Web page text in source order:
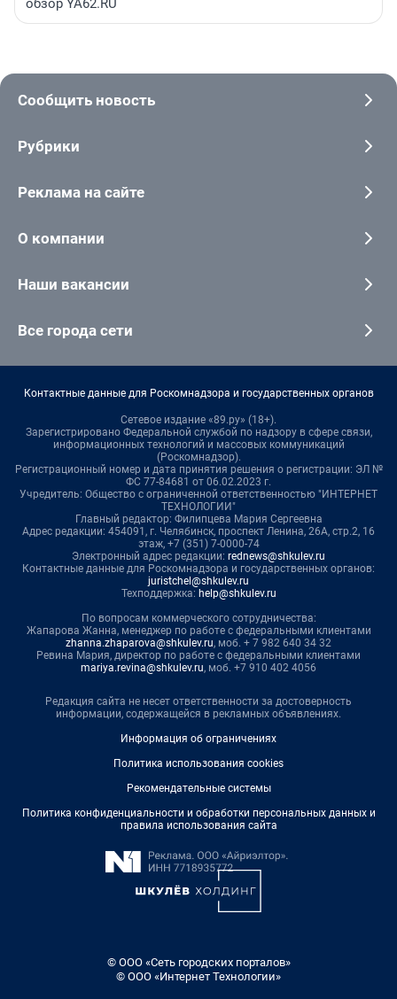
обзор YA62.RU
Сообщить новость
Рубрики
Реклама на сайте
О компании
Наши вакансии
Все города сети
Контактные данные для Роскомнадзора и государственных органов
Сетевое издание «89.ру» (18+).
Зарегистрировано Федеральной службой по надзору в сфере связи,
информационных технологий и массовых коммуникаций
(Роскомнадзор).
Регистрационный номер и дата принятия решения о регистрации: ЭЛ №
ФС 77-84681 от 06.02.2023 г.
Учредитель: Общество с ограниченной ответственностью "ИНТЕРНЕТ
ТЕХНОЛОГИИ"
Главный редактор: Филипцева Мария Сергеевна
Адрес редакции: 454091, г. Челябинск, проспект Ленина, 26А, стр.2, 16
этаж, +7 (351) 7-0000-74
Электронный адрес редакции: rednews@shkulev.ru
Контактные данные для Роскомнадзора и государственных органов:
juristchel@shkulev.ru
Техподдержка: help@shkulev.ru
По вопросам коммерческого сотрудничества:
Жапарова Жанна, менеджер по работе с федеральными клиентами
zhanna.zhaparova@shkulev.ru, моб. + 7 982 640 34 32
Ревина Мария, директор по работе с федеральными клиентами
mariya.revina@shkulev.ru, моб. +7 910 402 4056
Редакция сайта не несет ответственности за достоверность
информации, содержащейся в рекламных объявлениях.
Информация об ограничениях
Политика использования cookies
Рекомендательные системы
Политика конфиденциальности и обработки персональных данных и
правила использования сайта
© ООО «Сеть городских порталов»
© ООО «Интернет Технологии»